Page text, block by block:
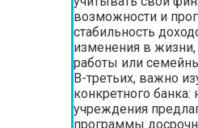
возможности и
стабильность
изменения в жизни,
работы или
В-третьих, важно
конкретного банка:
учреждения
программы